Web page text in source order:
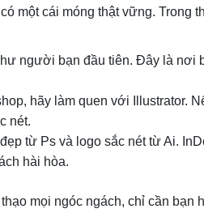
một cái móng thật vững. Trong
người bạn đầu tiên. Đây là nơi
hãy làm quen với Illustrator.
nét.
từ Ps và logo sắc nét từ Ai.
hài hòa.
mọi ngóc ngách, chỉ cần bạn